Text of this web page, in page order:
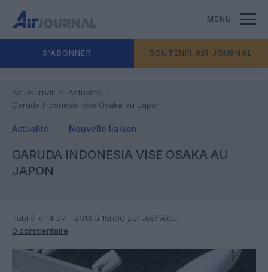
MENU
S'ABONNER SOUTENIR AIR JOURNAL
Air Journal
Actualité
Garuda Indonesia vise Osaka au Japon
Actualité Nouvelle liaison
GARUDA INDONESIA VISE OSAKA AU
JAPON
Publié le 14 avril 2013 à 15h00 par Joël Ricci
0 commentaire